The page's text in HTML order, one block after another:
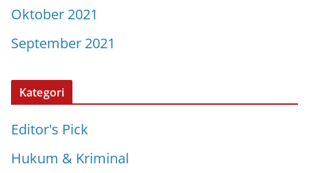
Oktober 2021
September 2021
Kategori
Editor's Pick
Hukum & Kriminal